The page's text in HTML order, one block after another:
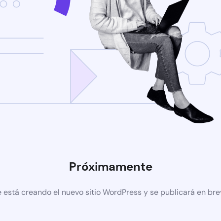
Próximamente
está creando el nuevo sitio WordPress y se publicará en